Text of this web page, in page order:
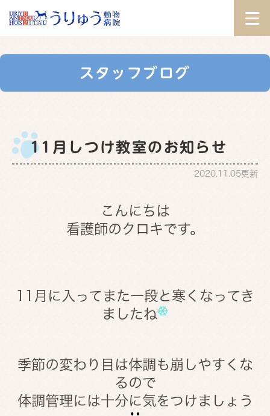
スタッフブログ
11月しつけ教室のお知らせ
2020.11.05更新
こんにちは
看護師のクロキです。
11月に入ってまた一段と寒くなってき
ましたね
季節の変わり目は体調も崩しやすくな
るので
体調管理には十分に気をつけましょう